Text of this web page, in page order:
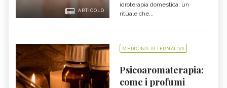
ARTICOLO
idroterapia domestica: un
rituale che...
MEDICINA ALTERNATIVA
Psicoaromaterapia:
come i profumi